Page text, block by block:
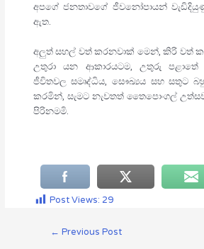
අපගේ ජනතාවගේ ජීවනෝපායන්
ඇත.
අලුත් සහල් වත් කරනවාක් මෙන්, කිරි වත්
උතුරා යන ආකාරයටම, උතුරු පළාතේ
ජීවිතවල සමෘද්ධිය, සෞඛ්‍යය සහ සතුට
කරමින්, සැමට නැවතත් තෛපොංගල්
පිරිනමමි.
Post Views: 29
← Previous Post